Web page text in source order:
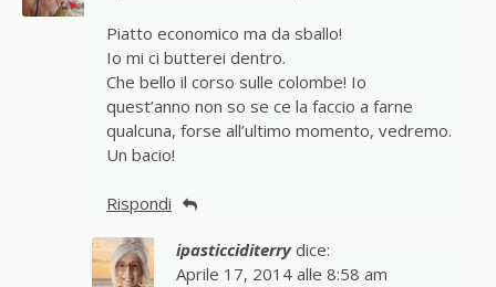
Piatto economico ma da sballo!
Io mi ci butterei dentro.
Che bello il corso sulle colombe! Io
quest’anno non so se ce la faccio a farne
qualcuna, forse all’ultimo momento, vedremo.
Un bacio!
Rispondi
ipasticciditerry dice:
Aprile 17, 2014 alle 8:58 am